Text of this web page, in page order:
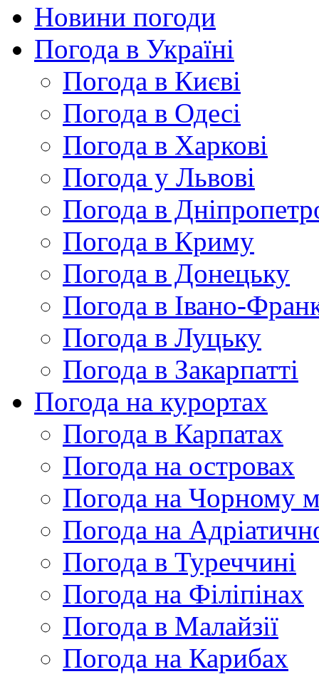
Новини погоди
Погода в Україні
Погода в Києві
Погода в Одесі
Погода в Харкові
Погода у Львові
Погода в
Погода в Криму
Погода в Донецьку
Погода в Івано-
Погода в Луцьку
Погода в Закарпатті
Погода на курортах
Погода в Карпатах
Погода на островах
Погода на Чорному
Погода на
Погода в Туреччині
Погода на Філіпінах
Погода в Малайзії
Погода на Карибах